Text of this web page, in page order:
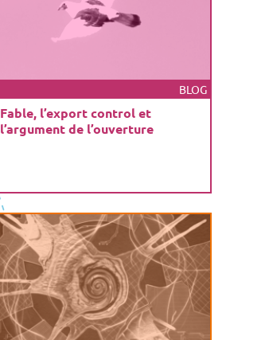
BLOG
Fable, l’export control et
l’argument de l’ouverture